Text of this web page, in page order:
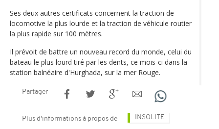
Ses deux autres certificats concernent la traction de
locomotive la plus lourde et la traction de véhicule routier
la plus rapide sur 100 mètres.
Il prévoit de battre un nouveau record du monde, celui du
bateau le plus lourd tiré par les dents, ce mois-ci dans la
station balnéaire d'Hurghada, sur la mer Rouge.
Partager
Plus d'informations à propos de INSOLITE